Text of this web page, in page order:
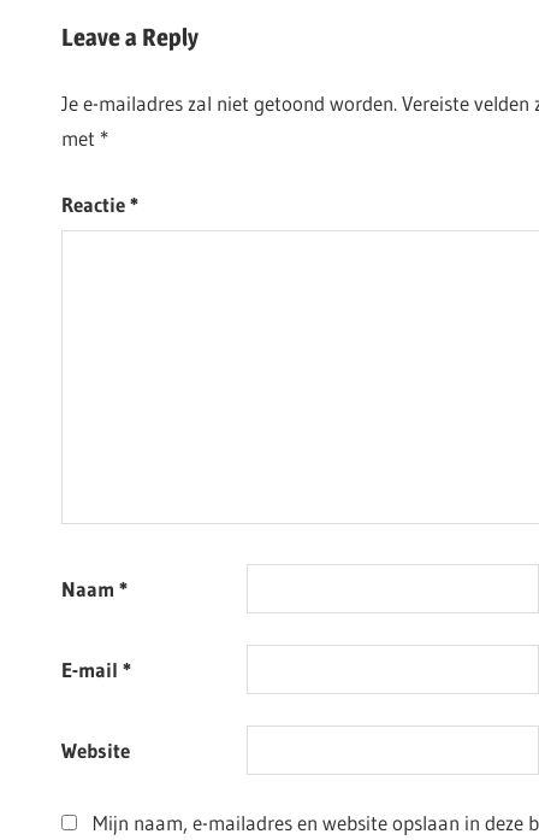
Leave a Reply
Je e-mailadres zal niet getoond worden.Vereiste velden
met *
Reactie*
Naam *
E-mail *
Website
Mijn naam, e-mailadres en website opslaan in deze